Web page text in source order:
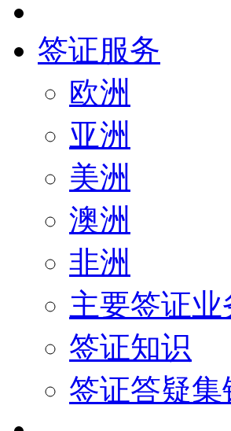
签证服务
欧洲
亚洲
美洲
澳洲
非洲
主要签证业
签证知识
签证答疑集